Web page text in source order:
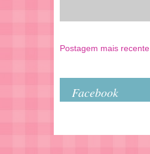
Postagem mais recente
Facebook